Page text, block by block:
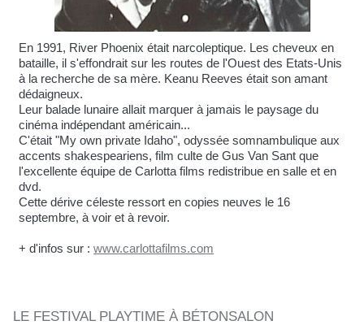
En 1991, River Phoenix était narcoleptique. Les cheveux en
bataille, il s'effondrait sur les routes de l'Ouest des Etats-Unis
à la recherche de sa mère. Keanu Reeves était son amant
dédaigneux.
Leur balade lunaire allait marquer à jamais le paysage du
cinéma indépendant américain...
C'était "My own private Idaho", odyssée somnambulique aux
accents shakespeariens, film culte de Gus Van Sant que
l'excellente équipe de Carlotta films redistribue en salle et en
dvd.
Cette dérive céleste ressort en copies neuves le 16
septembre, à voir et à revoir.
+ d'infos sur : www.carlottafilms.com
LE FESTIVAL PLAYTIME À BÉTONSALON